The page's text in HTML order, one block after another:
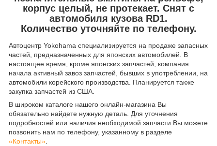
корпус целый, не протекает. Снят с
автомобиля кузова RD1.
Количество уточняйте по телефону.
Автоцентр Yokohama специализируется на продаже запасных
частей, предназначенных для японских автомобилей. В
настоящее время, кроме японских запчастей, компания
начала активный завоз запчастей, бывших в употреблении, на
автомобили корейского производства. Планируется также
закупка запчастей из США.
В широком каталоге нашего онлайн-магазина Вы
обязательно найдете нужную деталь. Для уточнения
подробностей или наличия необходимой запчасти Вы можете
позвонить нам по телефону, указанному в разделе
«Контакты».